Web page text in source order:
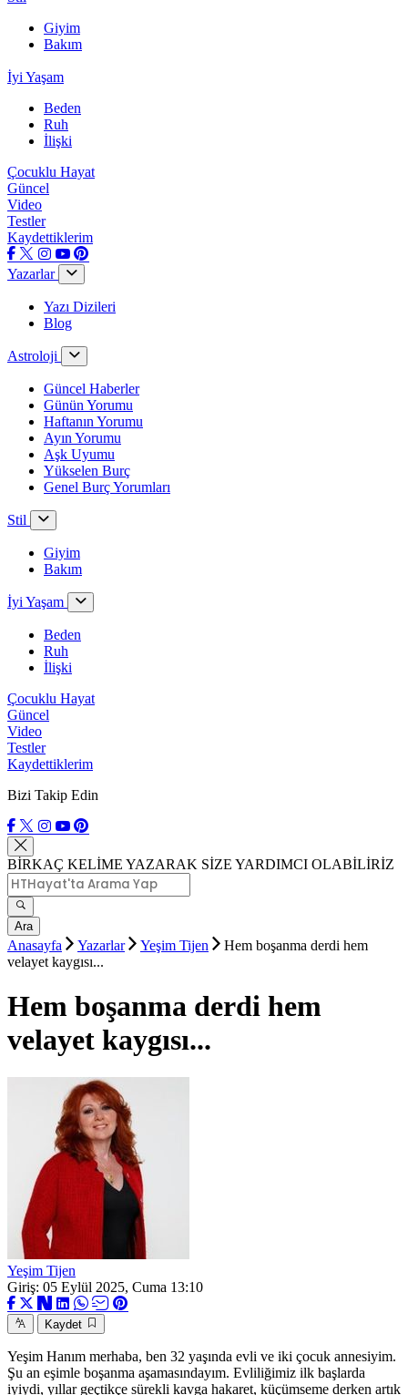
Giyim
Bakım
İyi Yaşam
Beden
Ruh
İlişki
Çocuklu Hayat
Güncel
Video
Testler
Kaydettiklerim
Yazarlar
Yazı Dizileri
Blog
Astroloji
Güncel Haberler
Günün Yorumu
Haftanın Yorumu
Ayın Yorumu
Aşk Uyumu
Yükselen Burç
Genel Burç Yorumları
Stil
Giyim
Bakım
İyi Yaşam
Beden
Ruh
İlişki
Çocuklu Hayat
Güncel
Video
Testler
Kaydettiklerim
Bizi Takip Edin
BİRKAÇ KELİME YAZARAK SİZE YARDIMCI OLABİLİRİZ
Ara
Anasayfa Yazarlar Yeşim Tijen
Hem boşanma derdi hem
velayet kaygısı...
Hem boşanma derdi hem
velayet kaygısı...
Yeşim Tijen
Giriş: 05 Eylül 2025, Cuma 13:10
Kaydet
Yeşim Hanım merhaba, ben 32 yaşında evli ve iki çocuk annesiyim.
Şu an eşimle boşanma aşamasındayım. Evliliğimiz ilk başlarda
iyiydi, yıllar geçtikçe sürekli kavga hakaret, küçümseme derken artık